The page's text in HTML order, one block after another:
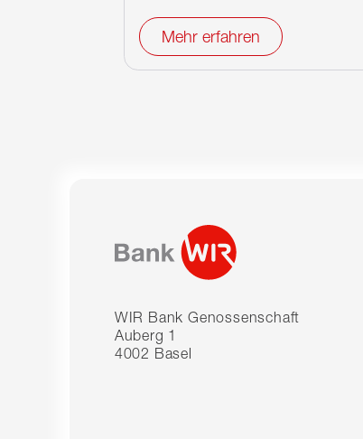
Mehr erfahren
WIR Bank Genossenschaft
Auberg 1
4002 Basel